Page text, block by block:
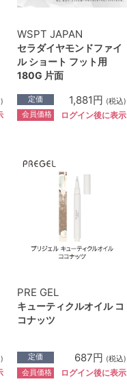
WSPT JAPAN
セラダイヤモンドファイ
ル ショート フット用
180G 片面
定価 1,881円 (税込)
会員価格 ログイン後に表示
PRE GEL
キューティクルオイル コ
コナッツ
定価 687円 (税込)
会員価格 ログイン後に表示